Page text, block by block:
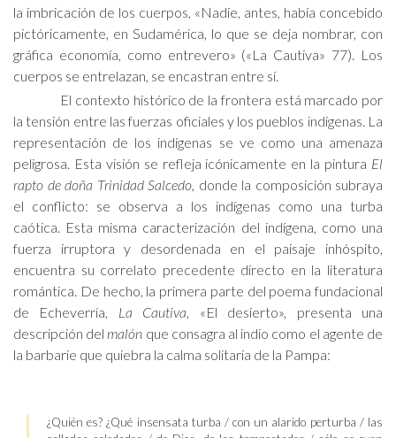
la imbricación de los cuerpos, «Nadie, antes, había concebido
pictóricamente, en Sudamérica, lo que se deja nombrar, con
gráfica economía, como entrevero» («La Cautiva» 77). Los
cuerpos se entrelazan, se encastran entre sí.
El contexto histórico de la frontera está marcado por
la tensión entre las fuerzas oficiales y los pueblos indígenas. La
representación de los indígenas se ve como una amenaza
peligrosa. Esta visión se refleja icónicamente en la pintura El
rapto de doña Trinidad Salcedo, donde la composición subraya
el conflicto: se observa a los indígenas como una turba
caótica. Esta misma caracterización del indígena, como una
fuerza irruptora y desordenada en el paisaje inhóspito,
encuentra su correlato precedente directo en la literatura
romántica. De hecho, la primera parte del poema fundacional
de Echeverría, La Cautiva, «El desierto», presenta una
descripción del malón que consagra al indio como el agente de
la barbarie que quiebra la calma solitaria de la Pampa:
¿Quién es? ¿Qué insensata turba / con un alarido perturba / las